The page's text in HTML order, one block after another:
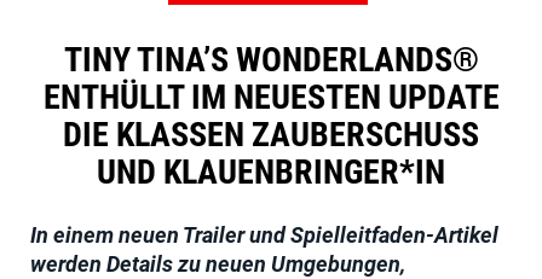
TINY TINA’S WONDERLANDS®
ENTHÜLLT IM NEUESTEN UPDATE
DIE KLASSEN ZAUBERSCHUSS
UND KLAUENBRINGER*IN
In einem neuen Trailer und Spielleitfaden-Artikel
werden Details zu neuen Umgebungen,